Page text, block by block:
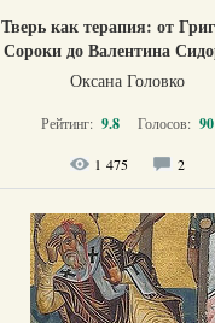
Тверь как терапия: от
Сороки до Валентина
Оксана Головко
Рейтинг: 9.8 Голосов: 90
1 475 2